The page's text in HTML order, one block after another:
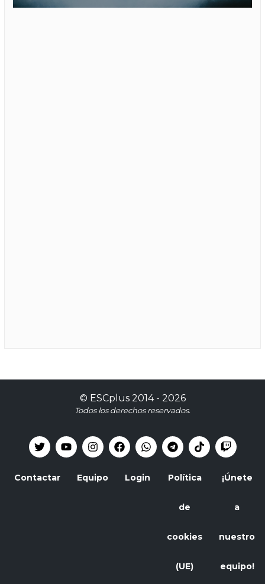
© ESCplus2014 - 2026
Todos los derechos reservados.
Contactar Equipo Login Política
de
cookies
(UE)
¡Únete
a
nuestro
equipo!